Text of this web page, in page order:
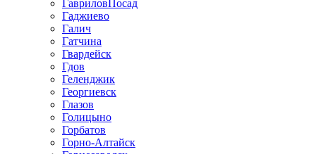
ГавриловПосад
Гаджиево
Галич
Гатчина
Гвардейск
Гдов
Геленджик
Георгиевск
Глазов
Голицыно
Горбатов
Горно-Алтайск